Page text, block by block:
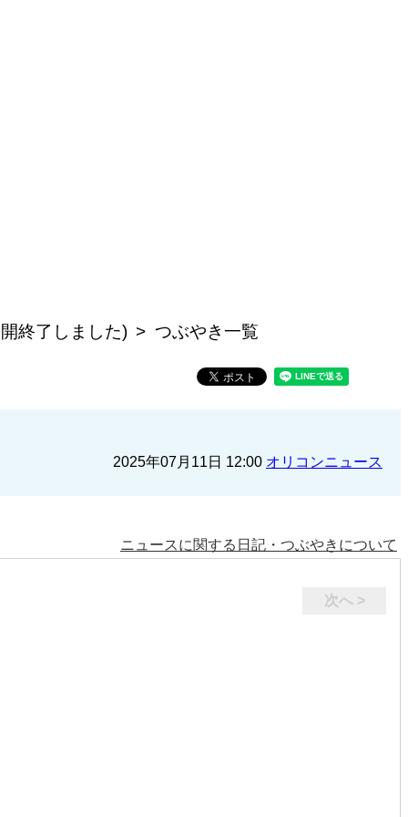
終了しました) つぶやき一覧
2025年07月11日 12:00 オリコンニュース
ニュースに関する日記・つぶやきについて
次へ >